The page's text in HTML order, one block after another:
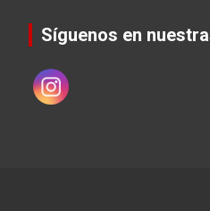
Síguenos en